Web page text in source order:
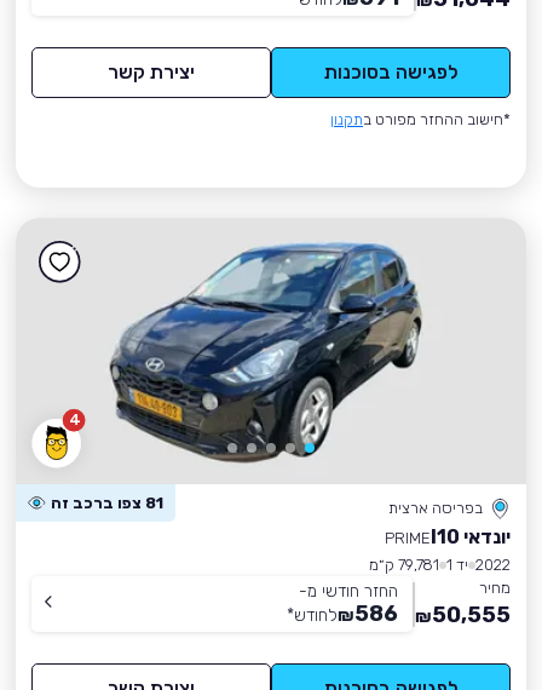
לפגישה בסוכנות יצירת קשר
*חישוב ההחזר מפורט בתקנון
4
בפריסה ארצית 81 צפו ברכב זה
יונדאי I10
PRIME
2022 יד 1
79,781 ק״מ
מחיר
50,555
₪
החזר חודשי מ-
586
₪לחודש*